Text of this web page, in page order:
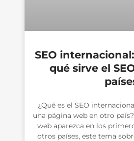
SEO
qué sirve el
¿Qué es el SEO
una página web en otro
web aparezca en los
otros países, este tema